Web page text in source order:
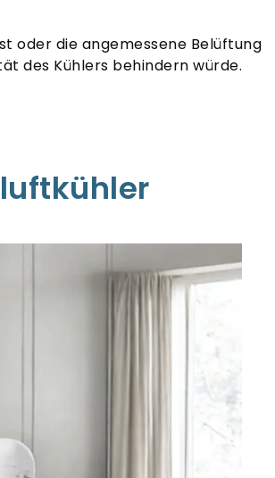
oder die angemessene Belüftung
des Kühlers behindern würde.